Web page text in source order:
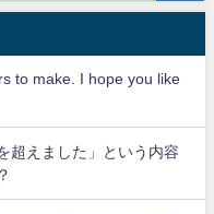
to make. I hope you like
超えました」という内容